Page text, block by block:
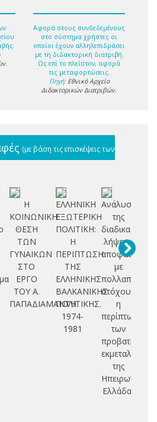
.
Αφορά στους συνδεδεμένους
στο σύστημα χρήστες οι
οποίοι έχουν αλληλεπιδράσει
με τη διδακτορική διατριβή.
Ως επί το πλείστον, αφορά
τις μεταφορτώσεις.
Πηγή: Εθνικό Αρχείο
Διδακτορικών Διατριβών.
(με βάση τις επισκέψεις των
Η
ΚΟΙΝΩΝΙΚΗ
ΘΕΣΗ
ΤΩΝ
ΓΥΝΑΙΚΩΝ
ΣΤΟ
ΕΡΓΟ
ΤΟΥ Α.
ΠΑΠΑΔΙΑΜΑΝΤΗ
ΕΛΛΗΝΙΚΗ
ΕΞΩΤΕΡΙΚΗ
ΠΟΛΙΤΙΚΗ:
Η
ΠΕΡΙΠΤΩΣΗ
ΤΗΣ
ΕΛΛΗΝΙΚΗΣ
ΒΑΛΚΑΝΙΚΗΣ
ΠΟΛΙΤΙΚΗΣ.
1974-
1981
Ανάλυση
της
διαδικασίας
λήψεως
αποφάσεων
με
πολλαπλούς
στόχους:
η
περίπτωση
των
της
Ηπειρωτικής
Ελλάδας